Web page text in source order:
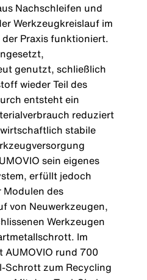
Nachschleifen und
Werkzeugkreislauf im
der Praxis funktioniert.
genutzt, schließlich
wieder Teil des
entsteht ein
reduziert
stabile
sein eigenes
erfüllt jedoch
des
von Neuwerkzeugen,
Werkzeugen
Im
AUMOVIO rund 700
Schrott zum Recycling